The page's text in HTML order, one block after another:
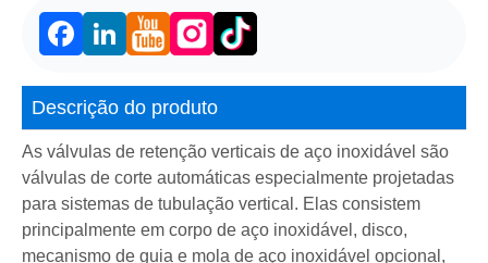
FacebookLinkedIn
Descrição do produto
As válvulas de retenção verticais de aço inoxidável são
válvulas de corte automáticas especialmente projetadas
para sistemas de tubulação vertical. Elas consistem
principalmente em corpo de aço inoxidável, disco,
mecanismo de guia e mola de aço inoxidável opcional,